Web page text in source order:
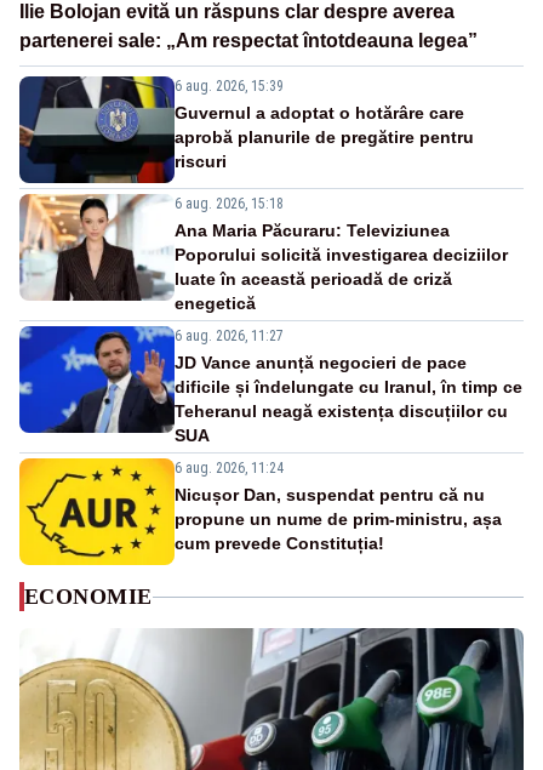
Ilie Bolojan evită un răspuns clar despre averea
partenerei sale: „Am respectat întotdeauna legea”
6 aug. 2026, 15:39
Guvernul a adoptat o hotărâre care
aprobă planurile de pregătire pentru
riscuri
6 aug. 2026, 15:18
Ana Maria Păcuraru: Televiziunea
Poporului solicită investigarea deciziilor
luate în această perioadă de criză
enegetică
6 aug. 2026, 11:27
JD Vance anunță negocieri de pace
dificile și îndelungate cu Iranul, în timp ce
Teheranul neagă existența discuțiilor cu
SUA
6 aug. 2026, 11:24
Nicușor Dan, suspendat pentru că nu
propune un nume de prim-ministru, așa
cum prevede Constituția!
ECONOMIE